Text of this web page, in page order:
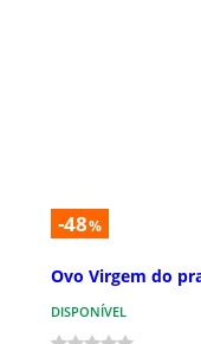
-48%
Ovo Virgem do
DISPONÍVEL